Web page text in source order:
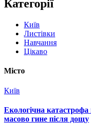
Категорії
Київ
Листівки
Навчання
Цікаво
Місто
Київ
Екологічна
масово гине після дощу